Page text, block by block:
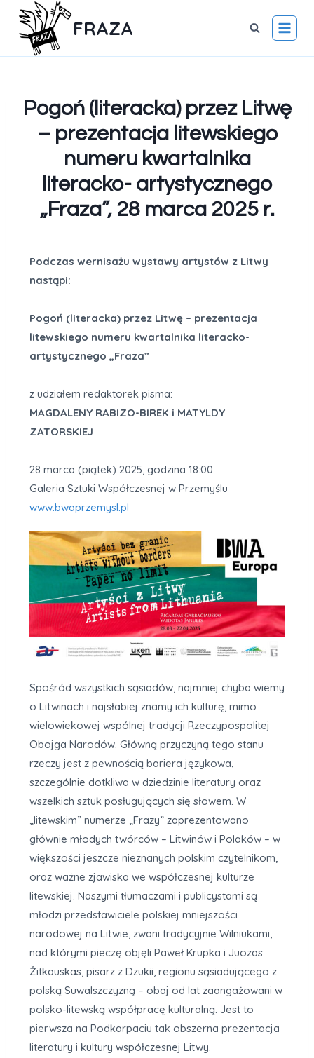
FRAZA
Pogoń (literacka) przez Litwę
– prezentacja litewskiego
numeru kwartalnika
literacko- artystycznego
„Fraza”, 28 marca 2025 r.
Podczas wernisażu wystawy artystów z Litwy
nastąpi:
Pogoń (literacka) przez Litwę – prezentacja
litewskiego numeru kwartalnika literacko-
artystycznego „Fraza”
z udziałem redaktorek pisma:
MAGDALENY RABIZO-BIREK i MATYLDY
ZATORSKIEJ
28 marca (piątek) 2025, godzina 18:00
Galeria Sztuki Współczesnej w Przemyślu
www.bwaprzemysl.pl
Spośród wszystkich sąsiadów, najmniej chyba wiemy
o Litwinach i najsłabiej znamy ich kulturę, mimo
wielowiekowej wspólnej tradycji Rzeczypospolitej
Obojga Narodów. Główną przyczyną tego stanu
rzeczy jest z pewnością bariera językowa,
szczególnie dotkliwa w dziedzinie literatury oraz
wszelkich sztuk posługujących się słowem. W
„litewskim” numerze „Frazy” zaprezentowano
głównie młodych twórców – Litwinów i Polaków – w
większości jeszcze nieznanych polskim czytelnikom,
oraz ważne zjawiska we współczesnej kulturze
litewskiej. Naszymi tłumaczami i publicystami są
młodzi przedstawiciele polskiej mniejszości
narodowej na Litwie, zwani tradycyjnie Wilniukami,
nad którymi pieczę objęli Paweł Krupka i Juozas
Žitkauskas, pisarz z Dzukii, regionu sąsiadującego z
polską Suwalszczyzną – obaj od lat zaangażowani w
polsko-litewską współpracę kulturalną. Jest to
pierwsza na Podkarpaciu tak obszerna prezentacja
literatury i kultury współczesnej Litwy.